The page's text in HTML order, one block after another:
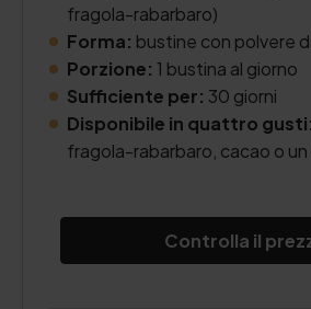
fragola-rabarbaro)
Forma: bustine con polvere
Porzione: 1 bustina al giorno
Sufficiente per: 30 giorni
Disponibile in quattro gusti:
fragola-rabarbaro, cacao o un
Controlla il